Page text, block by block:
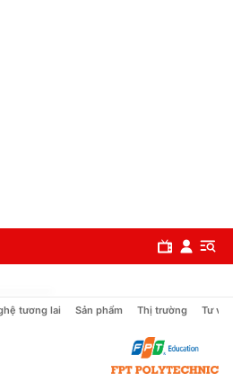
tương lai Sản phẩm Thị trường Tư vấn